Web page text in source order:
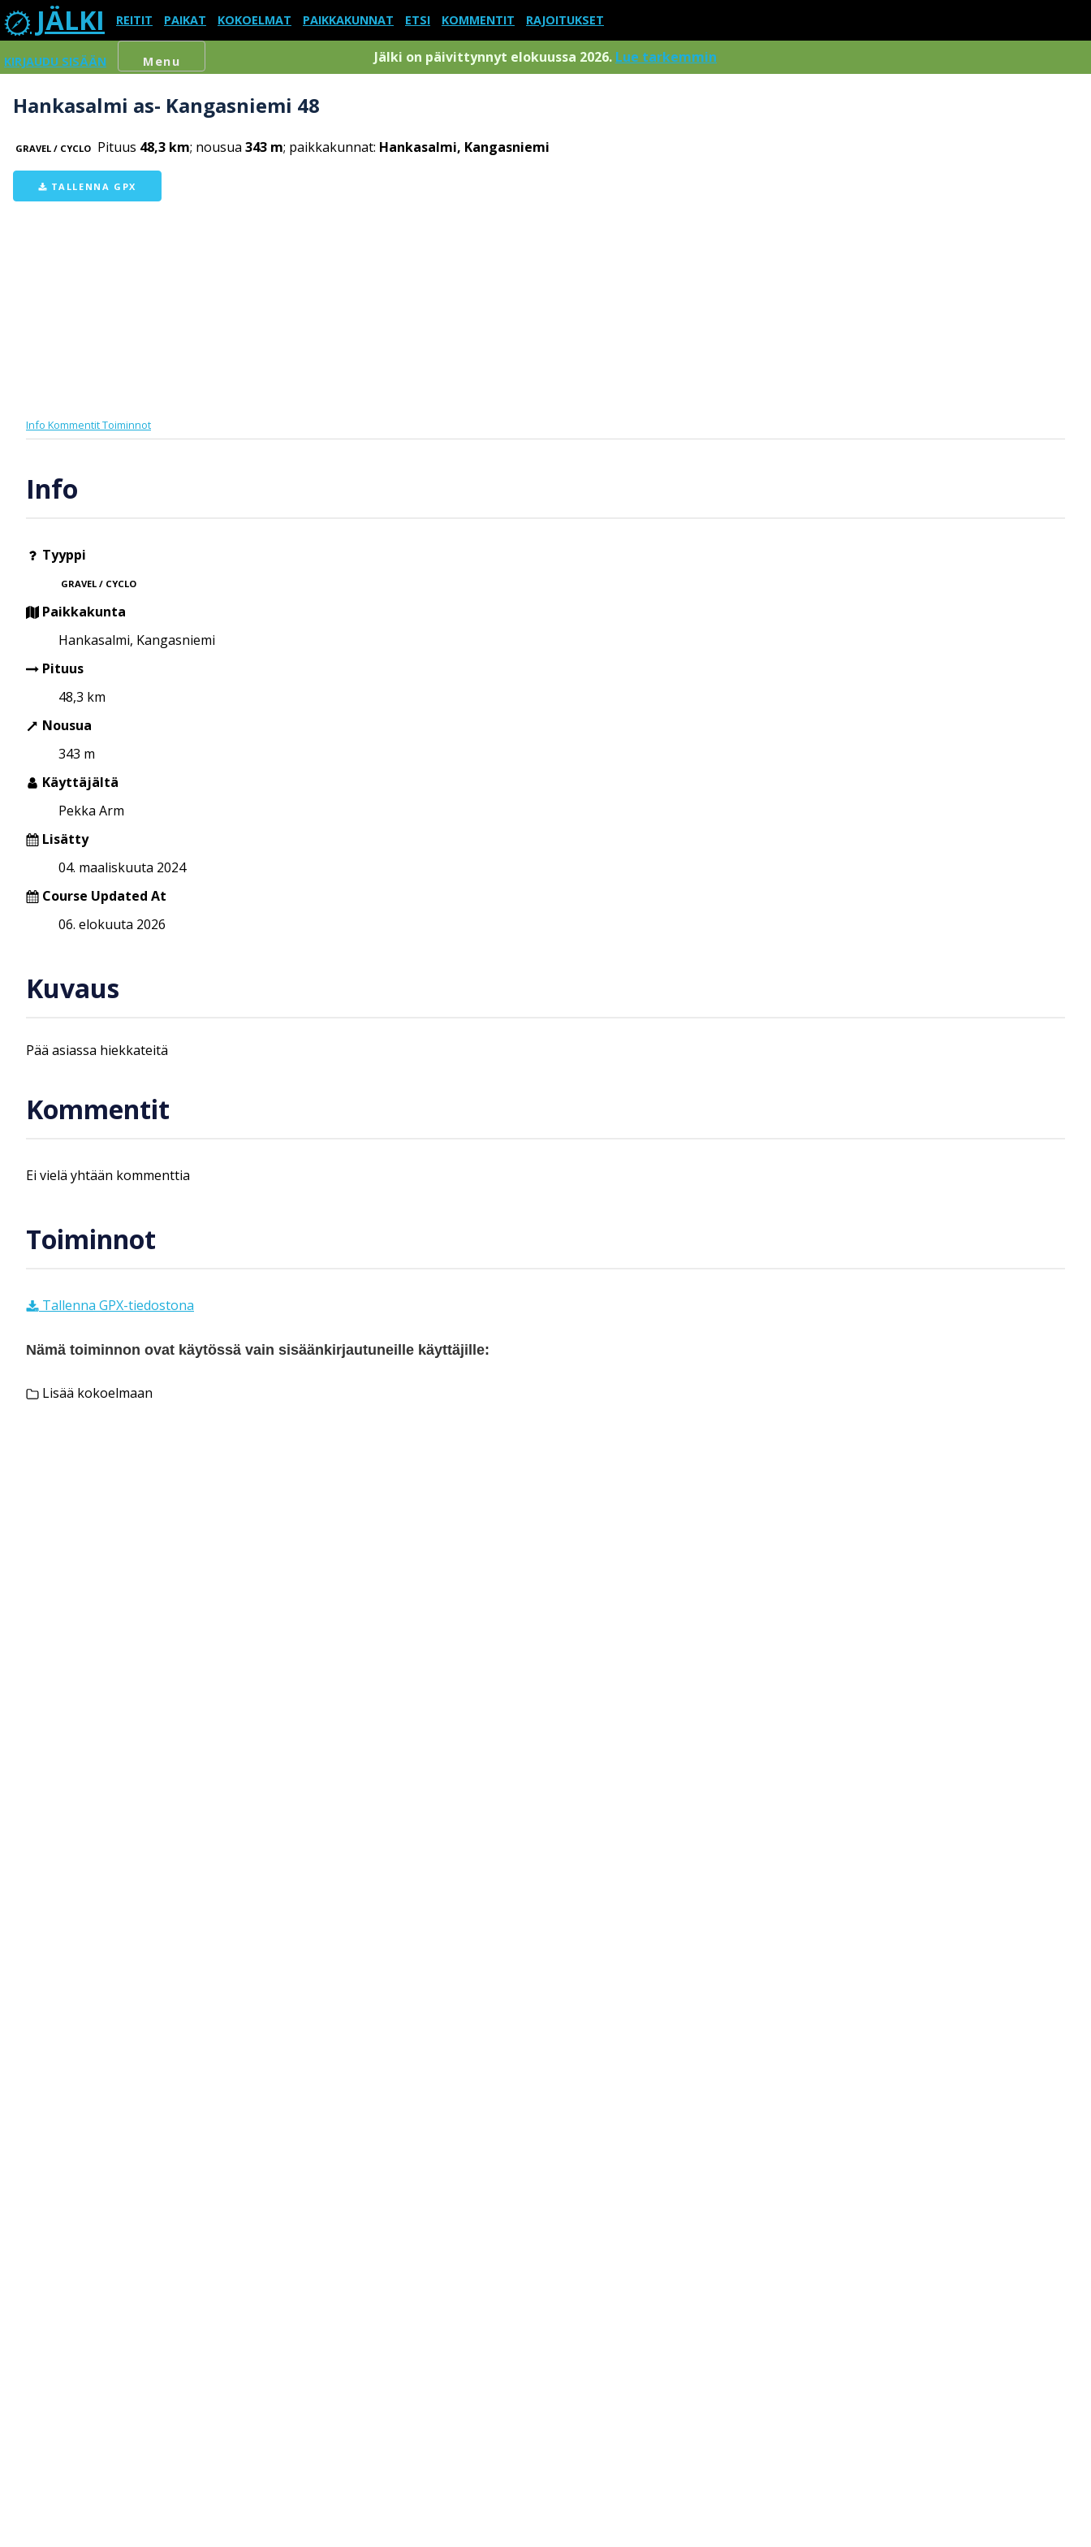
JÄLKI REITIT PAIKAT KOKOELMAT PAIKKAKUNNAT ETSI KOMMENTIT RAJOITUKSET
KIRJAUDU SISÄÄN Menu Jälki on päivittynnyt elokuussa 2026. Lue tarkemmin
Hankasalmi as- Kangasniemi 48
GRAVEL / CYCLO Pituus 48,3 km; nousua 343 m; paikkakunnat: Hankasalmi, Kangasniemi
TALLENNA GPX
Info KommentitToiminnot
Info
Tyyppi
GRAVEL / CYCLO
Paikkakunta
Hankasalmi, Kangasniemi
Pituus
48,3 km
Nousua
343 m
Käyttäjältä
Pekka Arm
Lisätty
04. maaliskuuta 2024
Course Updated At
06. elokuuta 2026
Kuvaus
Pää asiassa hiekkateitä
Kommentit
Ei vielä yhtään kommenttia
Toiminnot
Tallenna GPX-tiedostona
Nämä toiminnon ovat käytössä vain sisäänkirjautuneille käyttäjille:
Lisää kokoelmaan